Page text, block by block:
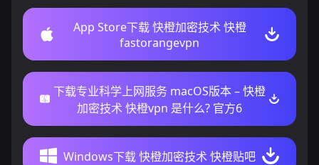
App Store下载 快橙加密技术 快橙
fastorangevpn
下载专业科学上网服务 macOS版本 – 快橙
加密技术 快橙vpn 是什么? 官方6
Windows下载 快橙加密技术 快橙贴吧